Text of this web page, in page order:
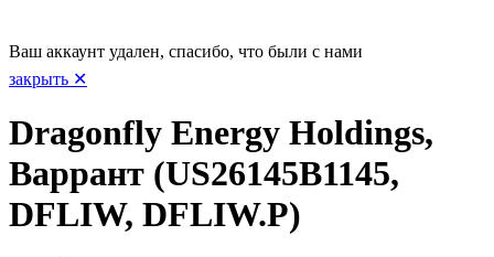
Ваш аккаунт удален, спасибо, что были с нами
закрыть ✕
Dragonfly Energy Holdings,
Варрант (US26145B1145,
DFLIW, DFLIW.P)